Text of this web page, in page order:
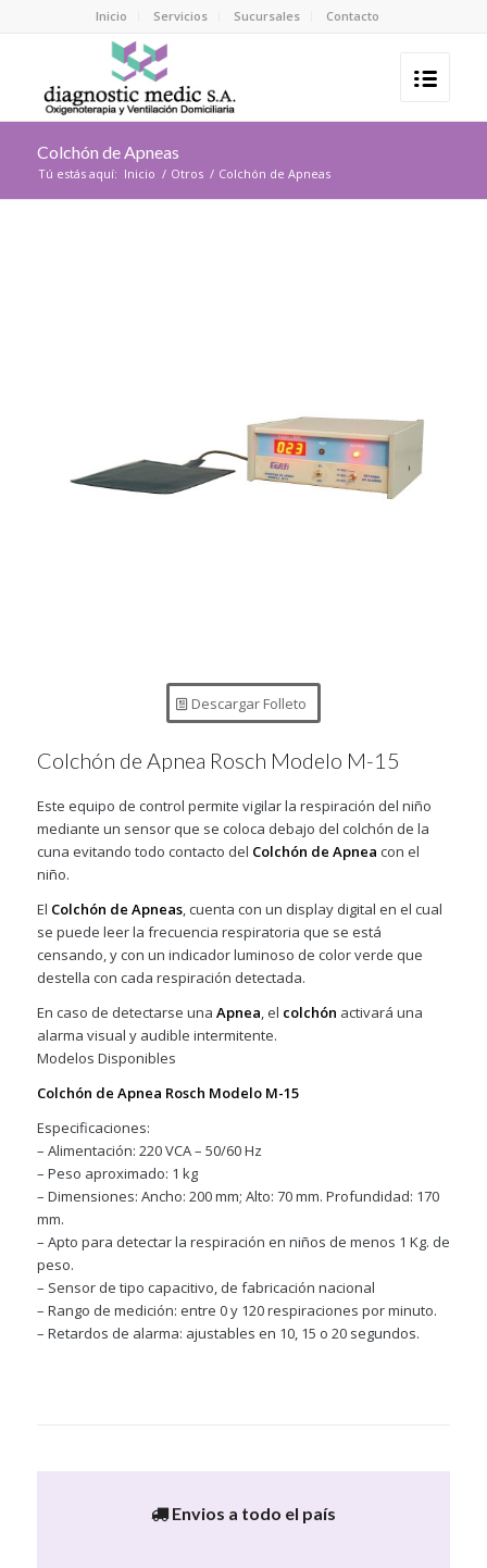
Inicio Servicios Sucursales Contacto
Colchón de Apneas
Tú estás aquí: Inicio / Otros / Colchón de Apneas
Descargar Folleto
Colchón de Apnea Rosch Modelo M-15
Este equipo de control permite vigilar la respiración del niño
mediante un sensor que se coloca debajo del colchón de la
cuna evitando todo contacto del Colchón de Apnea con el
niño.
El Colchón de Apneas, cuenta con un display digital en el cual
se puede leer la frecuencia respiratoria que se está
censando, y con un indicador luminoso de color verde que
destella con cada respiración detectada.
En caso de detectarse una Apnea, el colchón activará una
alarma visual y audible intermitente.
Modelos Disponibles
Colchón de Apnea Rosch Modelo M-15
Especificaciones:
– Alimentación: 220 VCA – 50/60 Hz
– Peso aproximado: 1 kg
– Dimensiones: Ancho: 200 mm; Alto: 70 mm. Profundidad: 170
mm.
– Apto para detectar la respiración en niños de menos 1 Kg. de
peso.
– Sensor de tipo capacitivo, de fabricación nacional
– Rango de medición: entre 0 y 120 respiraciones por minuto.
– Retardos de alarma: ajustables en 10, 15 o 20 segundos.
Envios a todo el país